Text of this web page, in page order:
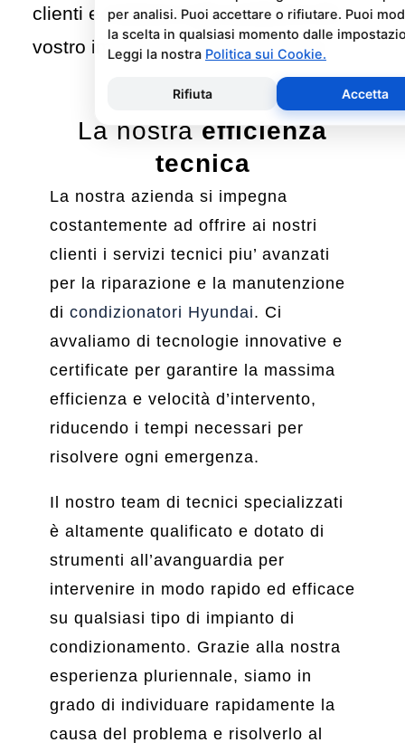
clienti e risolvere ogni problema del
vostro impianto di climatizzazione.
La nostra efficienza
tecnica
La nostra azienda si impegna
costantemente ad offrire ai nostri
clienti i servizi tecnici piu’ avanzati
per la riparazione e la manutenzione
di condizionatori Hyundai. Ci
avvaliamo di tecnologie innovative e
certificate per garantire la massima
efficienza e velocità d’intervento,
riducendo i tempi necessari per
risolvere ogni emergenza.
Il nostro team di tecnici specializzati
è altamente qualificato e dotato di
strumenti all’avanguardia per
intervenire in modo rapido ed efficace
su qualsiasi tipo di impianto di
condizionamento. Grazie alla nostra
esperienza pluriennale, siamo in
grado di individuare rapidamente la
causa del problema e risolverlo al